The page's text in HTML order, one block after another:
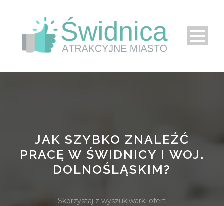
JAK SZYBKO ZNALEŹĆ
PRACĘ W ŚWIDNICY I WOJ.
DOLNOŚLĄSKIM?
Skorzystaj z wyszukiwarki ofert